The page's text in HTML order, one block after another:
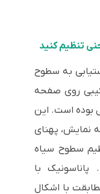
تنظیم کنید
به سطوح
روی صفحه
است. این
نمایش، پهنای
سطوح سیاه
با
با اشکال